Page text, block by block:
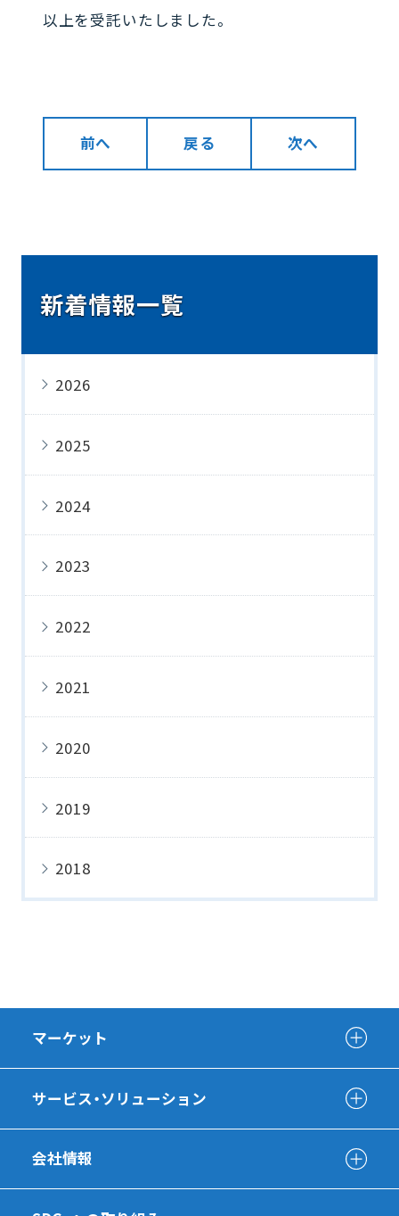
以上を受託いたしました。
前へ 戻る 次へ
新着情報一覧
2026
2025
2024
2023
2022
2021
2020
2019
2018
マーケット
サービス・ソリューション
会社情報